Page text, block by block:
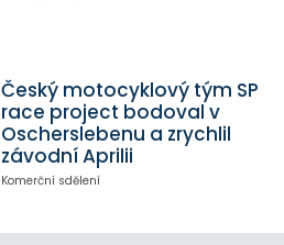
Český motocyklový tým SP
race project bodoval v
Oscherslebenu a zrychlil
závodní Aprilii
Komerční sdělení